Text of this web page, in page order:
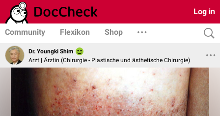
Log in
Community Flexikon Shop
Dr. Youngki Shim
Arzt | Ärztin (Chirurgie - Plastische und ästhetische Chirurgie)